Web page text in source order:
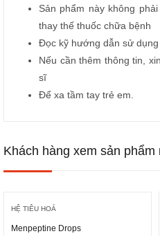
Sản phẩm này không
thay thế thuốc chữa bệnh
Đọc kỹ hướng dẫn sử
Nếu cần thêm thông tin,
sĩ
Để xa tầm tay trẻ em.
Khách hàng xem sản phẩm
HỆ TIÊU HOÁ
Menpeptine Drops